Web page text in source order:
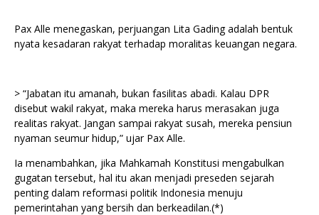
Pax Alle menegaskan, perjuangan Lita Gading adalah bentuk
nyata kesadaran rakyat terhadap moralitas keuangan negara.
> “Jabatan itu amanah, bukan fasilitas abadi. Kalau DPR
disebut wakil rakyat, maka mereka harus merasakan juga
realitas rakyat. Jangan sampai rakyat susah, mereka pensiun
nyaman seumur hidup,” ujar Pax Alle.
Ia menambahkan, jika Mahkamah Konstitusi mengabulkan
gugatan tersebut, hal itu akan menjadi preseden sejarah
penting dalam reformasi politik Indonesia menuju
pemerintahan yang bersih dan berkeadilan.(*)